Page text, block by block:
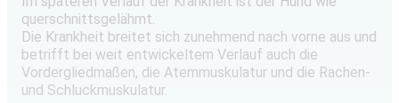
querschnittsgelähmt.
Die Krankheit breitet sich zunehmend nach vorne aus und
betrifft bei weit entwickeltem Verlauf auch die
Vordergliedmaßen, die Atemmuskulatur und die Rachen-
und Schluckmuskulatur.